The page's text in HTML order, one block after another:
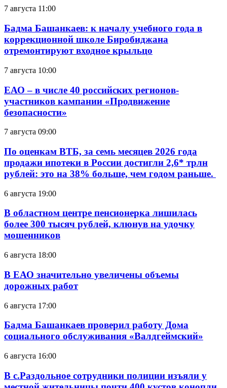
7 августа 11:00
Бадма Башанкаев: к началу учебного года в
коррекционной школе Биробиджана
отремонтируют входное крыльцо
7 августа 10:00
ЕАО – в числе 40 российских регионов-
участников кампании «Продвижение
безопасности»
7 августа 09:00
По оценкам ВТБ, за семь месяцев 2026 года
продажи ипотеки в России достигли 2,6* трлн
рублей: это на 38% больше, чем годом раньше.
6 августа 19:00
В областном центре пенсионерка лишилась
более 300 тысяч рублей, клюнув на удочку
мошенников
6 августа 18:00
В ЕАО значительно увеличены объемы
дорожных работ
6 августа 17:00
Бадма Башанкаев проверил работу Дома
социального обслуживания «Валдгеймский»
6 августа 16:00
В с.Раздольное сотрудники полиции изъяли у